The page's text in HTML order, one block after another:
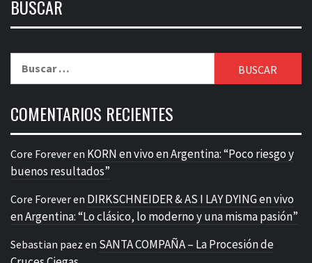
BUSCAR
COMENTARIOS RECIENTES
Core Foreveren KORN en vivo en Argentina: “Poco riesgo y
buenos resultados”
Core Foreveren DIRKSCHNEIDER & AS I LAY DYING en vivo
en Argentina: “Lo clásico, lo moderno y una misma pasión”
Sebastian paez en SANTA COMPAÑA – La Procesión de